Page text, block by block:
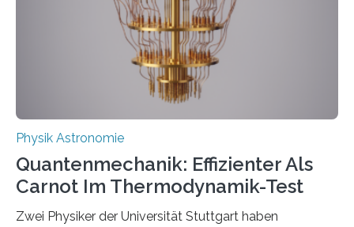
technologie ausgerufen hat. Doch nun hat eine
internationale Forschungsgruppe um den
Physik Astronomie
Quantenmechanik: Effizienter Als
Carnot Im Thermodynamik-Test
Zwei Physiker der Universität Stuttgart haben